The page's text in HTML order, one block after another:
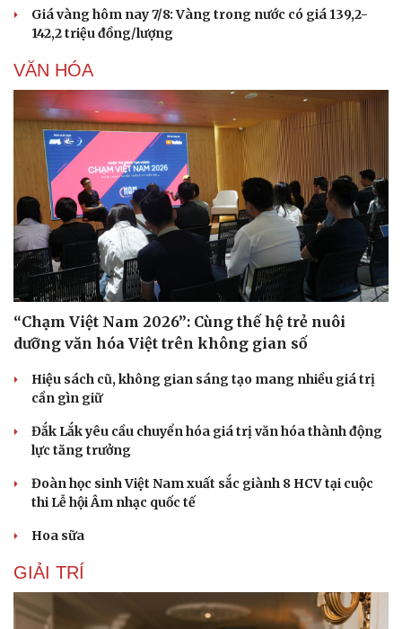
Giá vàng hôm nay 7/8: Vàng trong nước có giá 139,2-
142,2 triệu đồng/lượng
VĂN HÓA
“Chạm Việt Nam 2026”: Cùng thế hệ trẻ nuôi
dưỡng văn hóa Việt trên không gian số
Hiệu sách cũ, không gian sáng tạo mang nhiều giá trị
cần gìn giữ
Đắk Lắk yêu cầu chuyển hóa giá trị văn hóa thành động
lực tăng trưởng
Đoàn học sinh Việt Nam xuất sắc giành 8 HCV tại cuộc
thi Lễ hội Âm nhạc quốc tế
Hoa sữa
GIẢI TRÍ